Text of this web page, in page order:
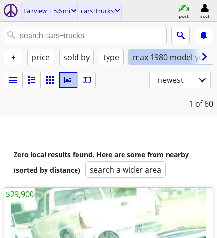
Fairview ± 5.6 mi cars+trucks
post acct
+ price sold by type max 1980 model year
newest
1 of 60
Zero local results found. Here are some from nearby
(sorted by distance)
search a wider area
$29,900